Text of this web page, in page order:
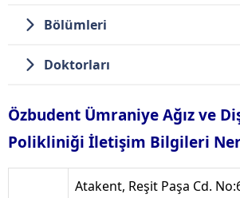
Bölümleri
Doktorları
Özbudent Ümraniye Ağız ve Diş
Polikliniği İletişim Bilgileri
Atakent, Reşit Paşa Cd.